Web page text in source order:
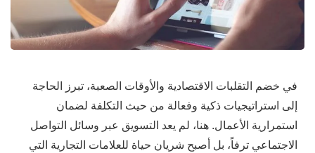
في خضم التقلبات الاقتصادية والأوقات الصعبة، تبرز الحاجة
إلى استراتيجيات ذكية وفعالة من حيث التكلفة لضمان
استمرارية الأعمال. هنا، لم يعد التسويق عبر وسائل التواصل
الاجتماعي ترفاً، بل أصبح شريان حياة للعلامات التجارية التي